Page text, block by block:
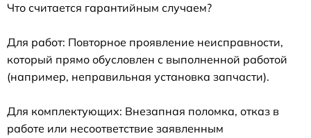
Что считается гарантийным случаем?
Для работ: Повторное проявление неисправности,
который прямо обусловлен с выполненной работой
(например, неправильная установка запчасти).
Для комплектующих: Внезапная поломка, отказ в
работе или несоответствие заявленным